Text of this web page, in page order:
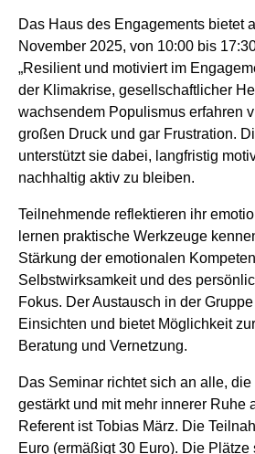
Das Haus des Engagements bietet
November 2025, von 10:00 bis
„Resilient und motiviert im
der Klimakrise, gesellschaftlicher
wachsendem Populismus erfahren
großen Druck und gar Frustration.
unterstützt sie dabei, langfristig
nachhaltig aktiv zu bleiben.
Teilnehmende reflektieren ihr
lernen praktische Werkzeuge
Stärkung der emotionalen
Selbstwirksamkeit und des
Fokus. Der Austausch in der
Einsichten und bietet Möglichkeit
Beratung und Vernetzung.
Das Seminar richtet sich an alle,
gestärkt und mit mehr innerer Ruhe
Referent ist Tobias März. Die
Euro (ermäßigt 30 Euro). Die Plätze